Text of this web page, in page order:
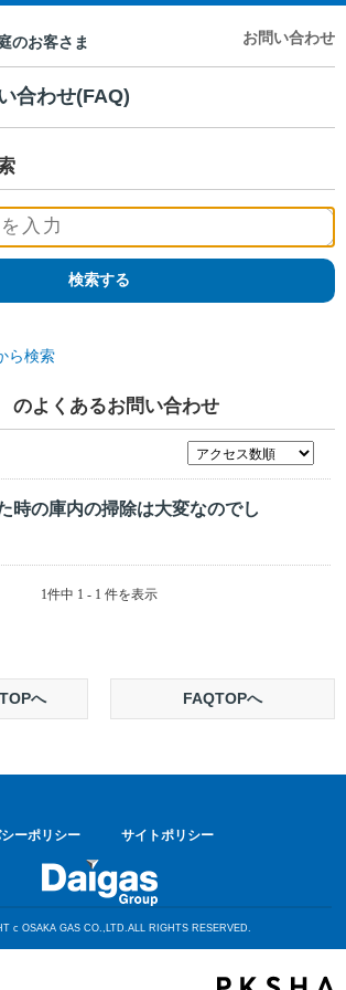
お問い合わせ
合わせ(FAQ)
ら検索
のよくあるお問い合わせ
時の庫内の掃除は大変なのでし
1件中 1 - 1 件を表示
へ FAQTOPへ
ーポリシー サイトポリシー
c OSAKA GAS CO.,LTD.ALL RIGHTS RESERVED.